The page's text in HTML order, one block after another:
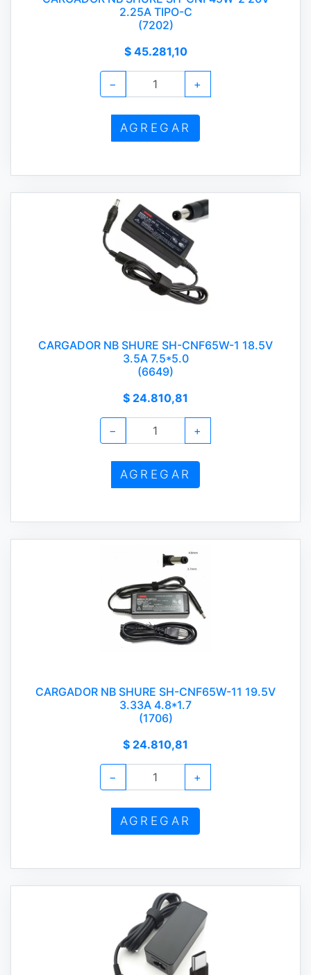
2.25A TIPO-C
(7202)
$ 45.281,10
− +
AGREGAR
CARGADOR NB SHURE SH-CNF65W-1 18.5V
3.5A 7.5*5.0
(6649)
$ 24.810,81
− +
AGREGAR
CARGADOR NB SHURE SH-CNF65W-11 19.5V
3.33A 4.8*1.7
(1706)
$ 24.810,81
− +
AGREGAR